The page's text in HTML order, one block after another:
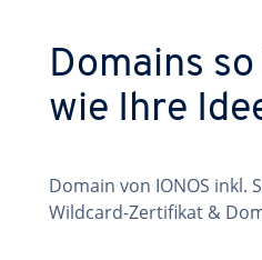
Domains
wie Ihre
Domain von IONOS inkl.
Wildcard-Zertifikat &